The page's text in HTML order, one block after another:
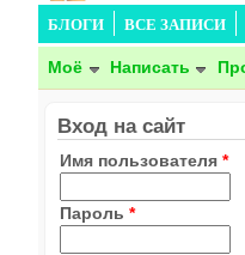
БЛОГИ ВСЕ ЗАПИСИ
Моё Написать
Вход на сайт
Имя пользователя *
Пароль *